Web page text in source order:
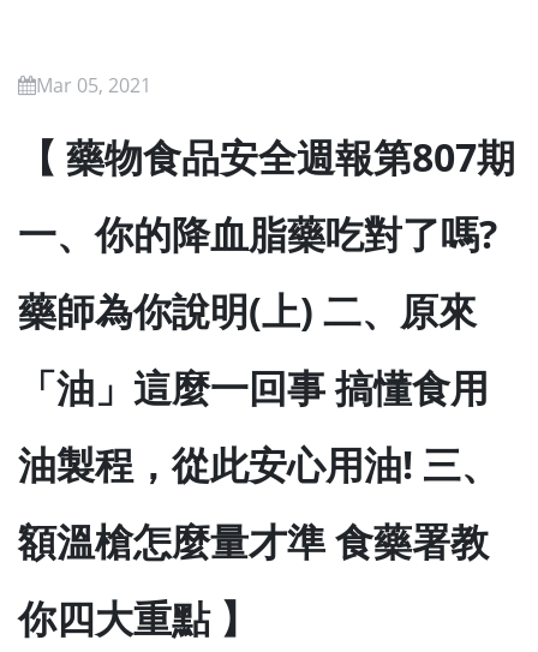
Mar 05, 2021
【 藥物食品安全週報第807期
一、你的降血脂藥吃對了嗎?
藥師為你說明(上) 二、原來
「油」這麼一回事 搞懂食用
油製程，從此安心用油! 三、
額溫槍怎麼量才準 食藥署教
你四大重點 】